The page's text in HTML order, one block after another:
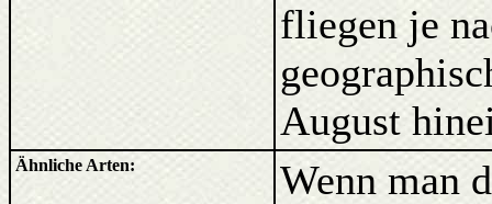
fliegen je
August
Ähnliche Arten:
Wenn man